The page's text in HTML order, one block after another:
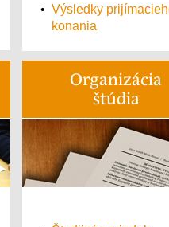
• Výsledky
konania
Organizácia
štúdia